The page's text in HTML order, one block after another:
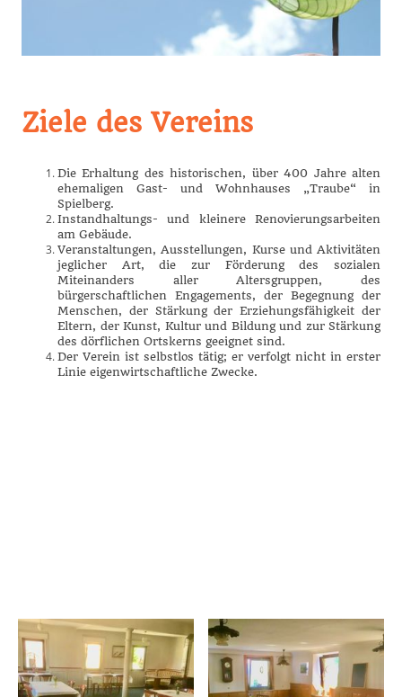
Ziele des Vereins
Die Erhaltung des historischen, über 400 Jahre alten
ehemaligen Gast- und Wohnhauses „Traube“ in
Spielberg.
Instandhaltungs- und kleinere Renovierungsarbeiten
am Gebäude.
Veranstaltungen, Ausstellungen, Kurse und Aktivitäten
jeglicher Art, die zur Förderung des sozialen
Miteinanders aller Altersgruppen, des
bürgerschaftlichen Engagements, der Begegnung der
Menschen, der Stärkung der Erziehungsfähigkeit der
Eltern, der Kunst, Kultur und Bildung und zur Stärkung
des dörflichen Ortskerns geeignet sind.
Der Verein ist selbstlos tätig; er verfolgt nicht in erster
Linie eigenwirtschaftliche Zwecke.